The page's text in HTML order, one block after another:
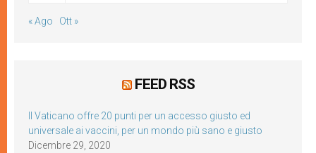
« Ago Ott »
FEED RSS
Il Vaticano offre 20 punti per un accesso giusto ed
universale ai vaccini, per un mondo più sano e giusto
Dicembre 29, 2020